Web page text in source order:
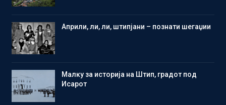
Aприли, ли, ли, штипјани – познати шегаџии
Малку за историја на Штип, градот под
Исарот